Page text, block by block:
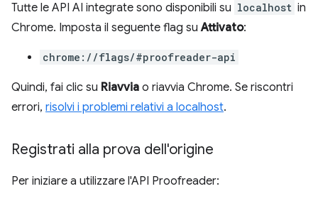
Tutte le API AI integrate sono disponibili su localhost in
Chrome. Imposta il seguente flag suAttivato:
chrome://flags/#proofreader-api
Quindi, fai clic su Riavvia o riavvia Chrome. Se riscontri
errori, risolvi i problemi relativi a localhost.
Registrati alla prova dell'origine
Per iniziare a utilizzare l'API Proofreader: